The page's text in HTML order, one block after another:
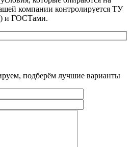
компании контролируется ТУ
и ГОСТами.
подберём лучшие варианты
Оставьте это
Оставьте это